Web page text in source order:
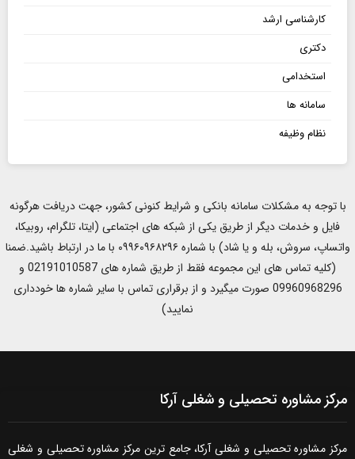
کارشناسی ارشد
دکتری
استخدامی
سامانه ها
نظام وظیفه
با توجه به مشکلات سامانه بانکی و شرایط کنونی کشور، جهت دریافت هرگونه
فایل و خدمات دیگر از طریق یکی از شبکه های اجتماعی (ایتا، تلگرام، روبیکا،
واتساپ، سروش، بله و یا شاد) با شماره ۰۹۹۶۰۹۶۸۲۹۶ با ما در ارتباط باشید.ضمنا
(کلیه تماس های این مجموعه فقط از طریق شماره های 02191010587 و
09960968296 صورت میگیرد و از برقراری تماس با سایر شماره ها خودداری
نمایید)
مرکز مشاوره تحصیلی و شغلی آرکا
مرکز مشاوره تحصیلی و شغلی آرکا، جامع ترین مرکز مشاوره تحصیلی و شغلی